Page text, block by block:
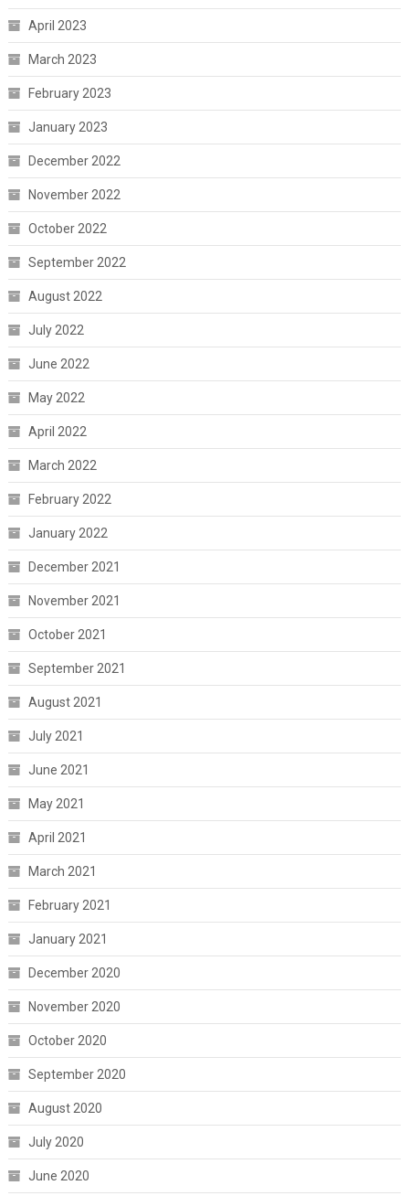
April 2023
March 2023
February 2023
January 2023
December 2022
November 2022
October 2022
September 2022
August 2022
July 2022
June 2022
May 2022
April 2022
March 2022
February 2022
January 2022
December 2021
November 2021
October 2021
September 2021
August 2021
July 2021
June 2021
May 2021
April 2021
March 2021
February 2021
January 2021
December 2020
November 2020
October 2020
September 2020
August 2020
July 2020
June 2020